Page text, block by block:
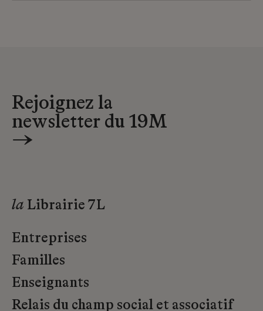
Rejoignez la
newsletter du 19M
→
la Librairie 7L
Entreprises
Familles
Enseignants
Relais du champ social et associatif